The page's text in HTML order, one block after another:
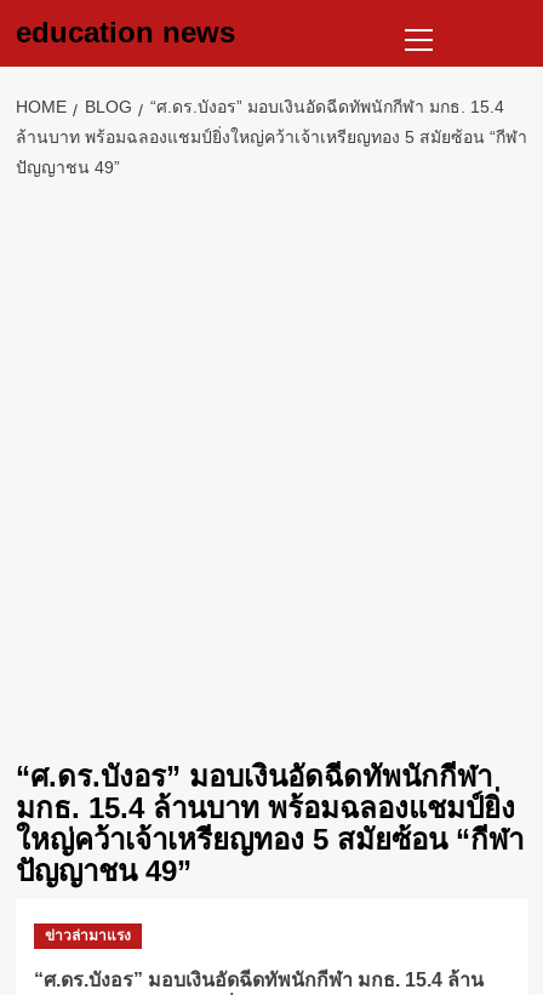
education news
Menu
HOME BLOG
“ศ.ดร.บังอร” มอบเงินอัดฉีดทัพนักกีฬา มกธ. 15.4
ล้านบาท พร้อมฉลองแชมป์ยิ่งใหญ่คว้าเจ้าเหรียญทอง 5 สมัยซ้อน “กีฬา
ปัญญาชน 49”
“ศ.ดร.บังอร” มอบเงินอัดฉีดทัพนักกีฬา
มกธ. 15.4 ล้านบาท พร้อมฉลองแชมป์ยิ่ง
ใหญ่คว้าเจ้าเหรียญทอง 5 สมัยซ้อน “กีฬา
ปัญญาชน 49”
ข่าวล่ามาแรง
“ศ.ดร.บังอร” มอบเงินอัดฉีดทัพนักกีฬา มกธ. 15.4 ล้าน